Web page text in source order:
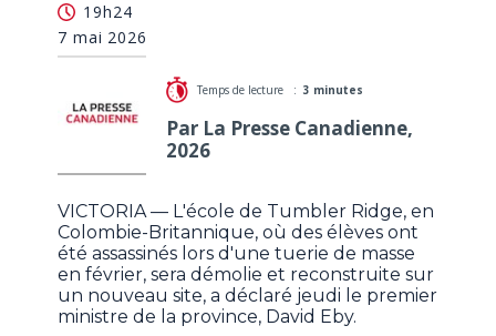
reconstruite sur un nouveau site
19h24
7 mai 2026
Temps de lecture :3 minutes
Par La Presse Canadienne,
2026
VICTORIA — L'école de Tumbler Ridge, en
Colombie-Britannique, où des élèves ont
été assassinés lors d'une tuerie de masse
en février, sera démolie et reconstruite sur
un nouveau site, a déclaré jeudi le premier
ministre de la province, David Eby.